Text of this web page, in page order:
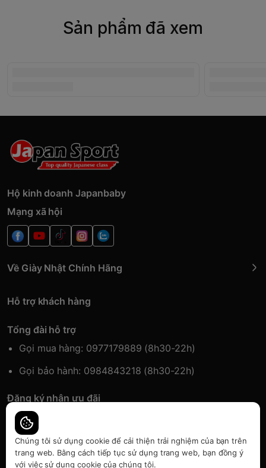
Sản phẩm đã xem
Hộ kinh doanh Japanbaby
Mạng xã hội
Về Giày Nhật Chính Hãng
Hỗ trợ khách hàng
Tổng đài hỗ trợ
Gọi mua hàng: 0977179889 (8h30-22h)
Gọi bảo hành: 0984843218 (8h30-22h)
Đăng ký nhận ưu đãi
Đăng kí để nhận thông tin ưu đãi sớm nhất.
Chúng tôi sử dụng cookie để cải thiện trải nghiệm của bạn trên
trang web. Bằng cách tiếp tục sử dụng trang web, bạn đồng ý
với việc sử dụng cookie của chúng tôi.